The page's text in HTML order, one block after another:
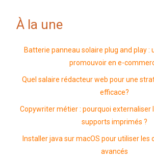
À la une
Batterie panneau solaire plug and play :
promouvoir en e-
Quel salaire rédacteur web pour une
efficace?
Copywriter métier : pourquoi externaliser
supports imprimés ?
Installer java sur macOS pour utiliser les
avancés